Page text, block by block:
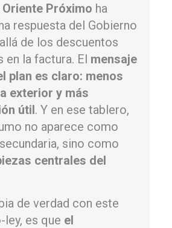
Próximo ha
respuesta del Gobierno
de los descuentos
en la factura. El mensaje
plan es claro: menos
exterior y más
útil. Y en ese tablero,
no aparece como
sino como
centrales del
de verdad con este
es que el